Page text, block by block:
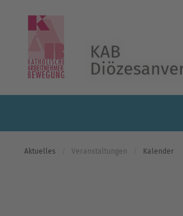
Skip to main content
Aktuelles Veranstaltungen Kalender